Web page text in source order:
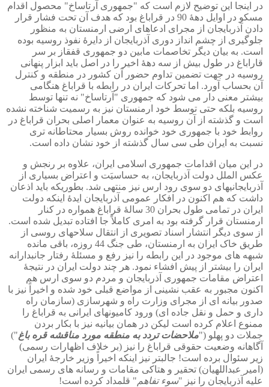
در اینجا این توضیح لازم است که "جمهوری آرتاساخ" محصول اقدام
مسکو در اوایل دهۀ 90 در قراباغ بود که هدف آن تحت فشار قرار
دادن آذربایجان از مجرای ادعاهای ارضی ارمنستان به منظور
جلوگیری از چشم انداز دوری آذربایجان از دایرۀ نفوذ روسیه بوده
است. به بیان دیگر تخاصمات مابین دو جمهوری قفقاز بر سر
قاراباغ در طول بیش از سه دهۀ اخیر را در اصل باید ابزار پنهانی
روسیه در جهت تضمین تداوم حضور آن کشور در منطقه و کنترل
آن بحساب آورد. اما تحرکات ایران در رابطه با قراباغ هنگامی
بیشتر معنی دار می شود که جمهوری "آرتاساخ" نه تنها توسط
روسیه بلکه حتی توسط خود ارمنستان نیز به رسمیت شناخته نشده
است و گذشته از آن روسیه به عنوان معمار اصلی بحران قراباغ در
روابط خود با جمهوری خود خوانده روش بسیار محتاطانه تری
نسبت به ایران طی سی سال گذشته از خود نشان داده است.
در این میان اقدامات جمهوری اسلامی ایران، علاوه بر رنجش و
عکس الملل دولت آذربایجان، به حساسیَت و اعتراض بسیاری از
آذربایجانیهای دو سوی رود ارس نیز منتهی شد. بطوریکه باید اذعان
داشت که هم اکنون در افکار عمومی آذربایجان ایدۀ اینکه دولت
ایران در تمامی طول بحران 30 سالۀ قراباغ همواره در کنار
ارمنستان قرار گرفته بود به امری کاملاً جا افتاده تبدیل شده است.
از سوی دیگر انتشار اسناد تصویری از انتقال سلاحهای روسی از
طریق خاک ایران به ارمنستان، طی جنگ 44 روزه، باقی مانده
شبهه های موجود در این رابطه را نیز رفع و مسئلۀ رفتار جانبدارانه
ایران را بیشتر از پیش افشاء نمود. هر چند دولت ایران در نتیجۀ
اعتراض مقامات جمهوری آذربایجان و مردم دو سوی ارس هم
اکنون مجبور به عقب نشینی از مواضع قبلی خود شده و اخیراً نیز با
صدور بیانه ای از مجرای وزارت راه و شهرسازی (سازمان راه
داری و حمل و نقل جاده ای) ورود کامیونهای ایرانی به قراباغ را
ممنوع اعلام کرده است لیکن در همان بیانیه نیز با بکار بردن
جملات دو پهلو ("ملاحضات تردد به منطقه مورد مناقشه قره باغ")
آگاهانه وضعیت حقوقی قراباغ را نیز (بر خلاف اظهارات رسمی)
زیر سئوال برده است! جالبتر نیز اینکه اخیراً وزیر خارجۀ ایران
(امیر عبداللهیان) تحقیر و هتاکی مقامات و رسانه های رسمی ایران
علیه آذربایجان را نیز "سوء تفاهم" قلمداد کرده است!